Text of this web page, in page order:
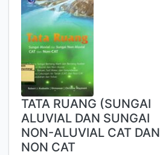
TATA RUANG (SUNGAI
ALUVIAL DAN SUNGAI
NON-ALUVIAL CAT DAN
NON CAT